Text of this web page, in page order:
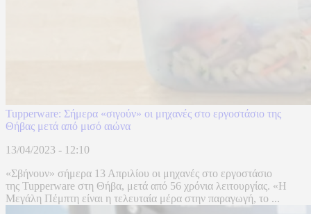
Tupperware: Σήμερα «σιγούν» οι μηχανές στο εργοστάσιο της
Θήβας μετά από μισό αιώνα
13/04/2023 - 12:10
«Σβήνουν» σήμερα 13 Απριλίου οι μηχανές στο εργοστάσιο
της Tupperware στη Θήβα, μετά από 56 χρόνια λειτουργίας. «Η
Μεγάλη Πέμπτη είναι η τελευταία μέρα στην παραγωγή, το ...